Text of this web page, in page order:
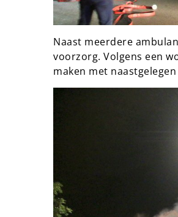
Naast meerdere
voorzorg. Volgens een
maken met